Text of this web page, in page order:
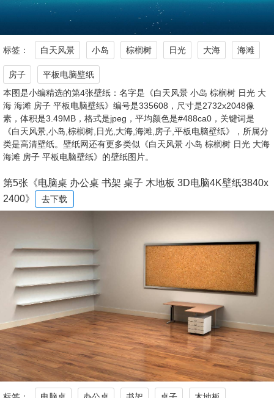
标签： 白天风景 小岛 棕榈树 日光 大海 海滩
房子
平板电脑壁纸
本图是小编精选的第4张壁纸：名字是《白天风景 小岛 棕榈树 日光 大
海 海滩 房子 平板电脑壁纸》编号是335608，尺寸是2732x2048像
素，体积是3.49MB，格式是jpeg，平均颜色是#488ca0，关键词是
《白天风景,小岛,棕榈树,日光,大海,海滩,房子,平板电脑壁纸》，所属分
类是高清壁纸。壁纸网还有更多类似《白天风景 小岛 棕榈树 日光 大海
海滩 房子 平板电脑壁纸》的壁纸图片。
第5张《电脑桌 办公桌 书架 桌子 木地板 3D电脑4K壁纸3840x
2400》
去下载